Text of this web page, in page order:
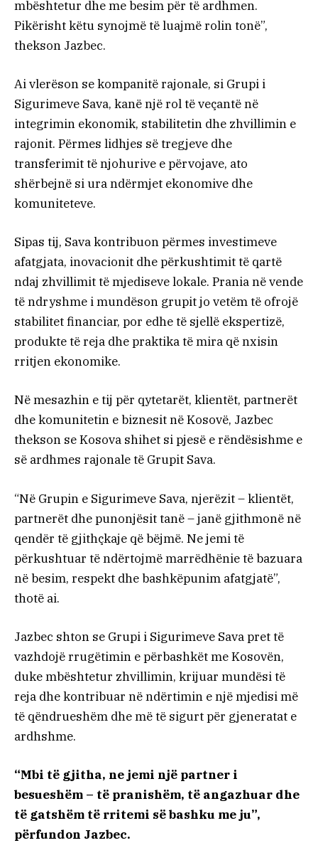
mbështetur dhe me besim për të ardhmen.
Pikërisht këtu synojmë të luajmë rolin tonë”,
thekson Jazbec.
Ai vlerëson se kompanitë rajonale, si Grupi i
Sigurimeve Sava, kanë një rol të veçantë në
integrimin ekonomik, stabilitetin dhe zhvillimin e
rajonit. Përmes lidhjes së tregjeve dhe
transferimit të njohurive e përvojave, ato
shërbejnë si ura ndërmjet ekonomive dhe
komuniteteve.
Sipas tij, Sava kontribuon përmes investimeve
afatgjata, inovacionit dhe përkushtimit të qartë
ndaj zhvillimit të mjediseve lokale. Prania në vende
të ndryshme i mundëson grupit jo vetëm të ofrojë
stabilitet financiar, por edhe të sjellë ekspertizë,
produkte të reja dhe praktika të mira që nxisin
rritjen ekonomike.
Në mesazhin e tij për qytetarët, klientët, partnerët
dhe komunitetin e biznesit në Kosovë, Jazbec
thekson se Kosova shihet si pjesë e rëndësishme e
së ardhmes rajonale të Grupit Sava.
“Në Grupin e Sigurimeve Sava, njerëzit – klientët,
partnerët dhe punonjësit tanë – janë gjithmonë në
qendër të gjithçkaje që bëjmë. Ne jemi të
përkushtuar të ndërtojmë marrëdhënie të bazuara
në besim, respekt dhe bashkëpunim afatgjatë”,
thotë ai.
Jazbec shton se Grupi i Sigurimeve Sava pret të
vazhdojë rrugëtimin e përbashkët me Kosovën,
duke mbështetur zhvillimin, krijuar mundësi të
reja dhe kontribuar në ndërtimin e një mjedisi më
të qëndrueshëm dhe më të sigurt për gjeneratat e
ardhshme.
“Mbi të gjitha, ne jemi një partner i
besueshëm – të pranishëm, të angazhuar dhe
të gatshëm të rritemi së bashku me ju”,
përfundon Jazbec.